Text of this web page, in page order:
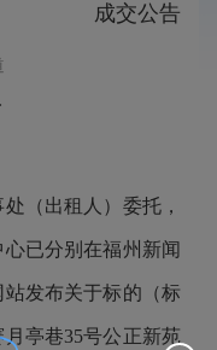
成交公告
（出租人）委托，
已分别在福州新闻
发布关于标的（标
亭巷35号公正新苑